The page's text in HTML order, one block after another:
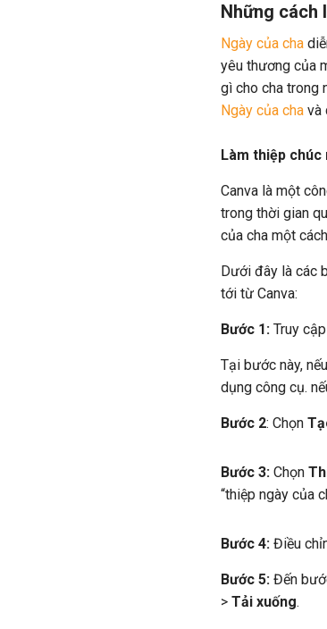
Những cách
Ngày của cha
yêu thương của
gì cho cha trong
Ngày của cha và
Làm thiệp chúc
Canva là một
trong thời gian
của cha một
Dưới đây là các
tới từ Canva:
Bước 1: Truy
Tại bước này,
dụng công cụ.
Bước 2: Chọn
Bước 3: Chọn
“thiệp ngày của
Bước 4: Điều
Bước 5: Đến
> Tải xuống.